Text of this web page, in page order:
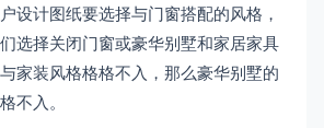
设计图纸要选择与门窗搭配的风格，
选择关闭门窗或豪华别墅和家居家具
家装风格格格不入，那么豪华别墅的
不入。